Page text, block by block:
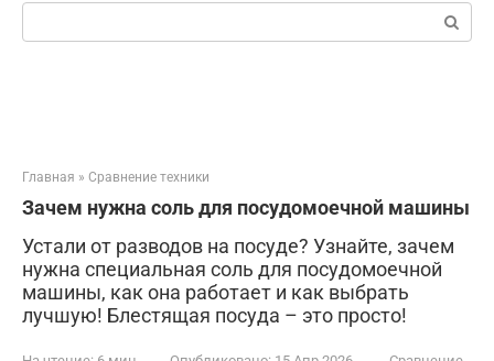
Поиск:
Главная » Сравнение техники
Зачем нужна соль для посудомоечной машины
Устали от разводов на посуде? Узнайте, зачем
нужна специальная соль для посудомоечной
машины, как она работает и как выбрать
лучшую! Блестящая посуда – это просто!